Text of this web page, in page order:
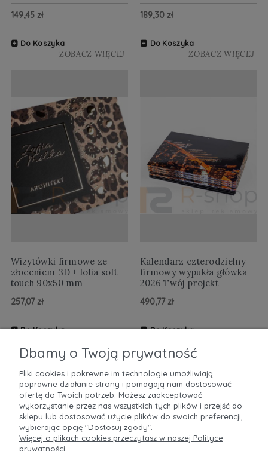
149,45 zł
Do Koszyka
ZOBACZ WIĘCEJ
189,30 zł
Do Koszyka
ZOBACZ WIĘCEJ
Wizytówki firmowe ze
złoceniem 3D + folia soft
touch 90x50 mm
257,07 zł
Do Koszyka
Kalendarz czterodzielny
firmowy wypukła główka
2026 Twój projekt
490,77 zł
Do Koszyka
POMOC
MOJE KONTO
Dbamy o Twoją prywatność
Pliki cookies i pokrewne im technologie umożliwiają
poprawne działanie strony i pomagają nam dostosować
ofertę do Twoich potrzeb. Możesz zaakceptować
wykorzystanie przez nas wszystkich tych plików i przejść do
sklepu lub dostosować użycie plików do swoich preferencji,
wybierając opcję "Dostosuj zgody".
Więcej o plikach cookies przeczytasz w naszej Polityce
prywatności.